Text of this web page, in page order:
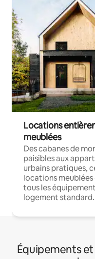
Locations
meublées
Des cabanes de
paisibles aux
urbains pratiques,
locations
tous les
logement standard.
Équipements